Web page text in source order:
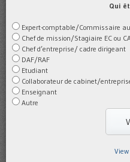
Qui
Expert-comptable/Commissaire
Chef de mission/Stagiaire EC ou
Chef d’entreprise/ cadre dirigeant
DAF/RAF
Etudiant
Collaborateur de cabinet/
Enseignant
Autre